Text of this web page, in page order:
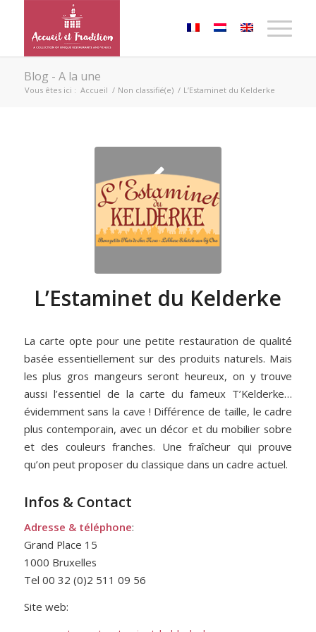
Blog - A la une
Vous êtes ici : Accueil / Non classifié(e) / L’Estaminet du Kelderke
L’Estaminet du Kelderke
La carte opte pour une petite restauration de qualité
basée essentiellement surdes produits naturels. Mais
les plus gros mangeurs seront heureux, on y trouve
aussi l’essentiel de la carte du fameux T’Kelderke…
évidemment sans la cave ! Différence de taille, le cadre
plus contemporain, avec un décor et du mobilier sobre
et des couleurs franches. Une fraîcheur qui prouve
qu’on peut proposer du classique dans un cadre actuel.
Infos & Contact
Adresse & téléphone:
Grand Place 15
1000 Bruxelles
Tel 00 32 (0)2 511 09 56
Site web: